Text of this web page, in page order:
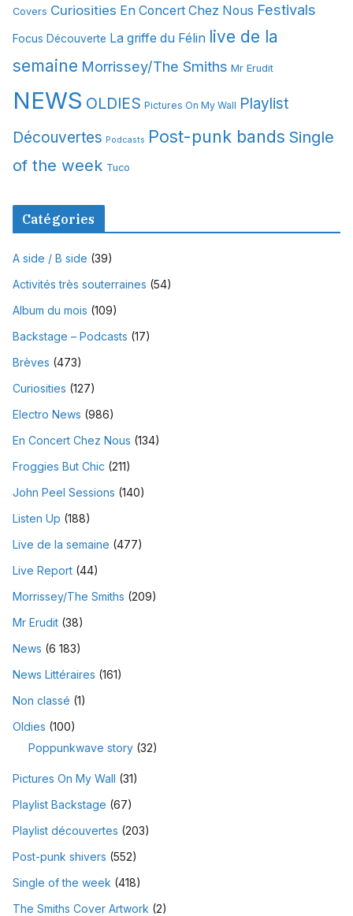
e
Covers Curiosities En Concert Chez Nous Festivals
Focus Découverte La griffe du Félin live de la
semaine Morrissey/The Smiths Mr Erudit
NEWS OLDIES Pictures On My Wall Playlist
Découvertes Podcasts Post-punk bands Single
of the week Tuco
Catégories
A side / B side (39)
Activités très souterraines (54)
Album du mois (109)
Backstage – Podcasts (17)
Brèves (473)
Curiosities (127)
Electro News (986)
En Concert Chez Nous (134)
Froggies But Chic (211)
John Peel Sessions (140)
Listen Up (188)
Live de la semaine (477)
Live Report (44)
Morrissey/The Smiths (209)
Mr Erudit (38)
News (6 183)
News Littéraires (161)
Non classé (1)
Oldies (100)
Poppunkwave story (32)
Pictures On My Wall (31)
Playlist Backstage (67)
Playlist découvertes (203)
Post-punk shivers (552)
Single of the week (418)
The Smiths Cover Artwork (2)